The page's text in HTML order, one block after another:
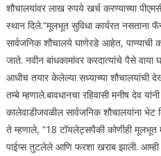
शौचालयांवर लाख रुपये खर्च करण्याच्या
स्थान दिले.“मूलभूत सुविधा कार्यरत
सार्वजनिक शौचालये घाणेरडे आहेत,
जाते. नवीन बांधकामांवर करदात्यांचे पैसे वाया
आधीच तयार केलेल्या सध्याच्या शौचालयांची
तम्बे म्हणाले.बावधानचा रहिवासी मनीष देव
कालेवाडीजवळील सार्वजनिक शौचालयांना
ते म्हणाले, “18 टॉयलेट्सपैकी कोणीही मूलभूत
पाईप्स तुटलेले आणि फरशा खराब झाली. आम्ही